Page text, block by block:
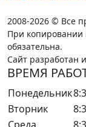
2008-2026 © Все
При копировании
обязательна.
Сайт разработан
ВРЕМЯ
Понедельник
Вторник